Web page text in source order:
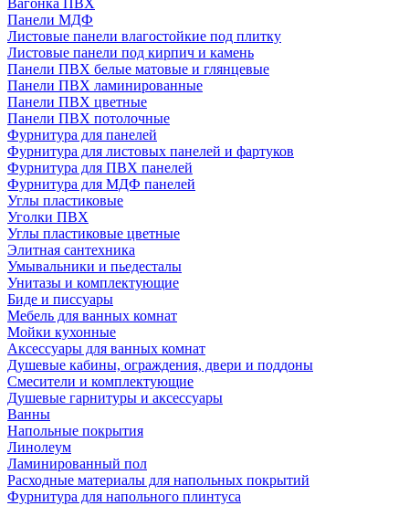
Вагонка ПВХ
Панели МДФ
Листовые панели влагостойкие под плитку
Листовые панели под кирпич и камень
Панели ПВХ белые матовые и глянцевые
Панели ПВХ ламинированные
Панели ПВХ цветные
Панели ПВХ потолочные
Фурнитура для панелей
Фурнитура для листовых панелей и фартуков
Фурнитура для ПВХ панелей
Фурнитура для МДФ панелей
Углы пластиковые
Уголки ПВХ
Углы пластиковые цветные
Элитная сантехника
Умывальники и пьедесталы
Унитазы и комплектующие
Биде и писсуары
Мебель для ванных комнат
Мойки кухонные
Аксессуары для ванных комнат
Душевые кабины, ограждения, двери и поддоны
Смесители и комплектующие
Душевые гарнитуры и аксессуары
Ванны
Напольные покрытия
Линолеум
Ламинированный пол
Расходные материалы для напольных покрытий
Фурнитура для напольного плинтуса